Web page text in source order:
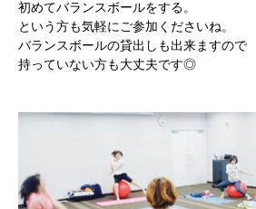
かかみがはら暮らし委員会とは？
メンバー図鑑
初めてバランスボールをする。
という方も気軽にご参加くださいね。
バランスボールの貸出しも出来ますので
持っていない方も大丈夫です◎